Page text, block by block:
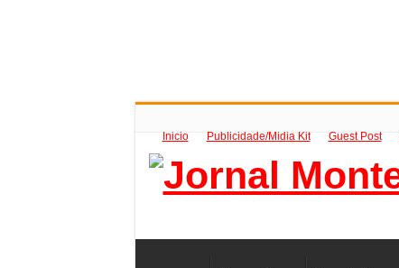
Inicio Publicidade/Midia Kit Guest Post